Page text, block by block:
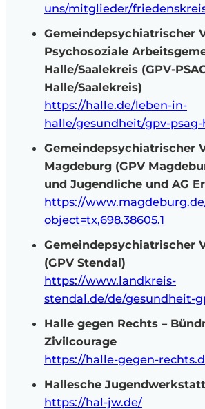
uns/mitglieder/
Gemeindepsychiatrischer
Psychosoziale
Halle/Saalekreis (GPV-
Halle/Saalekreis)
https://halle.de/leben-in-
halle/gesundheit/gpv-
Gemeindepsychiatrischer
Magdeburg (GPV
und Jugendliche und AG
https://
object=tx,698.38605.1
Gemeindepsychiatrischer
(GPV Stendal)
https://www.landkreis-
stendal.de/de/gesundheit-
Halle gegen Rechts –
Zivilcourage
https://halle-gegen-
Hallesche Jugendwerkstatt
https://hal-jw.de/